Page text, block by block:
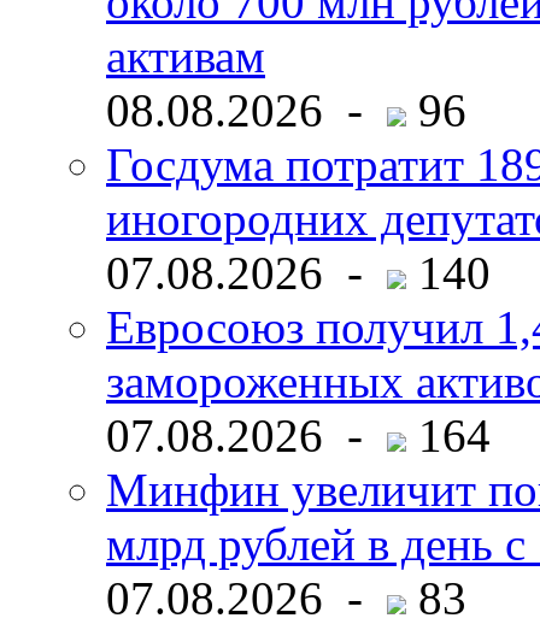
активам
08.08.2026 -
96
Госдума потратит
иногородних
07.08.2026 -
140
Евросоюз получил
замороженных
07.08.2026 -
164
Минфин увеличит
млрд рублей в день с
07.08.2026 -
83